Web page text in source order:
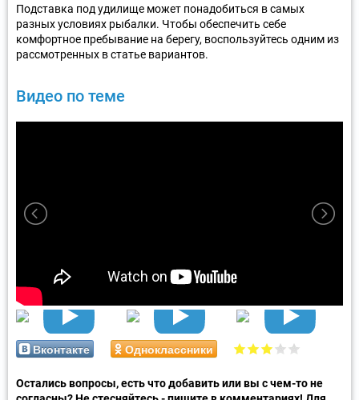
Подставка под удилище может понадобиться в самых
разных условиях рыбалки. Чтобы обеспечить себе
комфортное пребывание на берегу, воспользуйтесь одним из
рассмотренных в статье вариантов.
Видео по теме
Вконтакте Одноклассники
Остались вопросы, есть что добавить или вы с чем-то не